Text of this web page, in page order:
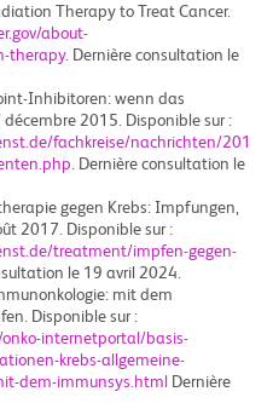
Therapy to Treat Cancer.
about-
therapy. Dernière consultation le
Inhibitoren: wenn das
2015. Disponible sur :
fachkreise/nachrichten/201
. Dernière consultation le
gegen Krebs: Impfungen,
2017. Disponible sur :
treatment/impfen-gegen-
le 19 avril 2024.
mit dem
Disponible sur :
internetportal/basis-
krebs-allgemeine-
dem-immunsys.html
Dernière